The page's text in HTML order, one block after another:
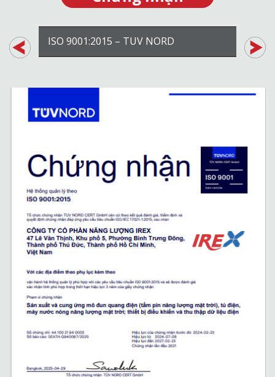
ISO 9001:2015 – TUV NORD ISO